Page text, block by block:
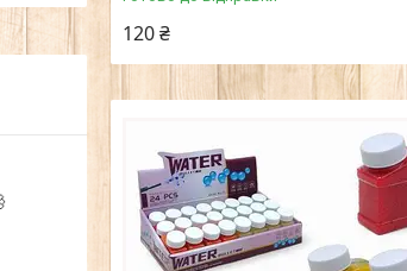
120 ₴